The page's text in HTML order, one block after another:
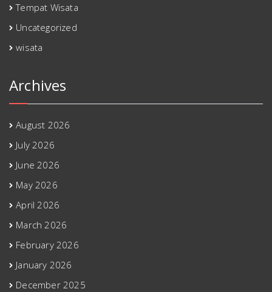
Tempat Wisata
Uncategorized
wisata
Archives
August 2026
July 2026
June 2026
May 2026
April 2026
March 2026
February 2026
January 2026
December 2025